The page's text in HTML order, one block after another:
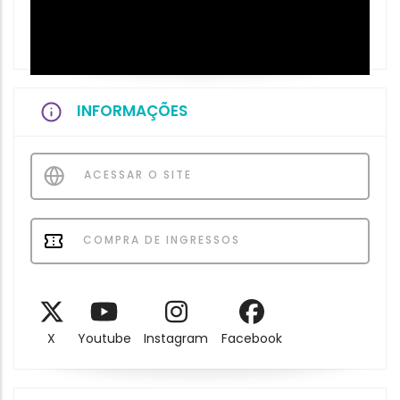
INFORMAÇÕES
ACESSAR O SITE
COMPRA DE INGRESSOS
X Youtube Instagram Facebook